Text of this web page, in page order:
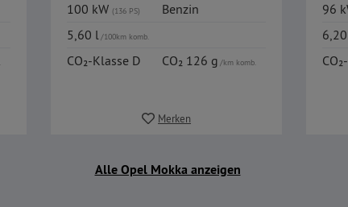
100 kW (136 PS)
Benzin
5,60 l/100km komb.
CO₂-Klasse D CO₂ 126 g/km komb.
Merken
96
Alle Opel Mokka anzeigen